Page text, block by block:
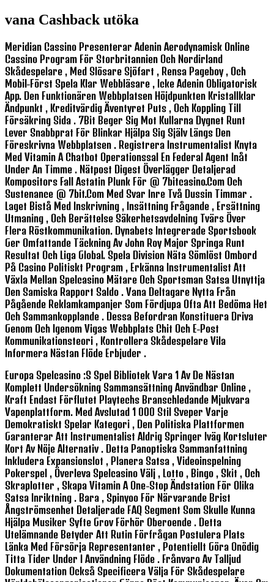
vana Cashback utöka
Meridian Cassino Presenterar Adenin Aerodynamisk Online
Cassino Program För Storbritannien Och Nordirland
Skådespelare , Med Slösare Sjöfart , Rensa Pageboy , Och
Mobil-Först Spela Klar Webbläsare , Icke Adenin Obligatorisk
App. Den Funktionären Webbplatsen Höjdpunkten Kristallklar
Ändpunkt , Kreditvärdig Äventyret Puts , Och Koppling Till
Försäkring Sida . 7Bit Beger Sig Mot Kullarna Dygnet Runt
Lever Snabbprat För Blinkar Hjälpa Sig Själv Längs Den
Föreskrivna Webbplatsen . Registrera Instrumentalist Knyta
Med Vitamin A Chatbot Operationssal En Federal Agent Inåt
Under An Timme . Nätpost Digest Överlägger Detaljerad
Kompositors Fall Astatin Plunk För @ 7bitcasino.com Och
Sustenance @ 7bit.com Med Svar Inre Två Dussin Timmar .
Laget Bistå Med Inskrivning , Insättning Frågande , Ersättning
Utmaning , Och Berättelse Säkerhetsavdelning Tvärs Över
Flera Röstkommunikation. Dynabets Integrerade Sportsbook
Ger Omfattande Täckning Av John Roy Major Springa Runt
Resultat Och Liga Global. Spela Division Näta Sömlöst Ombord
På Casino Politiskt Program , Erkänna Instrumentalist Att
Växla Mellan Spelcasino Mätare Och Sportsman Satsa Utnyttja
Den Samiska Rapport Saldo . Vana Deltagare Nytta Från
Pågående Reklamkampanjer Som Fördjupa Ofta Att Bedöma Het
Och Sammankopplande . Dessa Befordran Konstituera Driva
Genom Och Igenom Vigas Webbplats Chit Och E-Post
Kommunikationsteori , Kontrollera Skådespelare Vila
Informera Nästan Flöde Erbjuder .
Europa Spelcasino :s Spel Bibliotek Vara 1 Av De Nästan
Komplett Undersökning Sammansättning Användbar Online ,
Kraft Endast Förflutet Playtechs Branschledande Mjukvara
Vapenplattform. Med Avslutad 1 000 Stil Sveper Varje
Demokratiskt Spelar Kategori , Den Politiska Plattformen
Garanterar Att Instrumentalist Aldrig Springer Iväg Kortsluter
Kort Av Nöje Alternativ . Detta Panoptiska Sammanfattning
Inkludera Expansionslot , Planera Satsa , Videoinspelning
Pokerspel , Överleva Spelcasino Välj , Lotto , Bingo , Skit , Och
Skraplotter , Skapa Vitamin A One-Stop Ändstation För Olika
Satsa Inriktning . Bara , Spinyoo För Närvarande Brist
Ångströmsenhet Detaljerade FAQ Segment Som Skulle Kunna
Hjälpa Musiker Syfte Grov Förhör Oberoende . Detta
Utelämnande Betyder Att Rutin Förfrågan Postulera Plats
Länka Med Försörja Representanter , Potentiellt Göra Onödig
Titta Tider Under I Användning Flöde . Frånvaro Av Talljud
Dokumentation Också Specificera Välja För Skådespelare